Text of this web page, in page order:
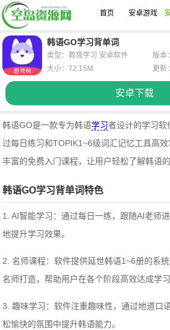
首页 安卓游戏
韩语GO学习背单词
安卓下载
类型：教育学习 安卓软件
版本
大小：72.15M
更新
韩语GO是一款专为韩语学习者设计的学习软
过每日练习和TOPIK1~6级词汇记忆工具高
丰富的免费入门课程，让用户轻松了解韩语
韩语GO学习背单词特色
1. AI智能学习：通过每日一练，跟随AI老师
地提升学习效果。
2. 名师课程：软件提供延世韩语1~6册的系
名师打造，帮助用户在各个阶段高效达成学习
3. 趣味学习：软件注重趣味性，通过地道口
松愉快的氛围中提升韩语能力。